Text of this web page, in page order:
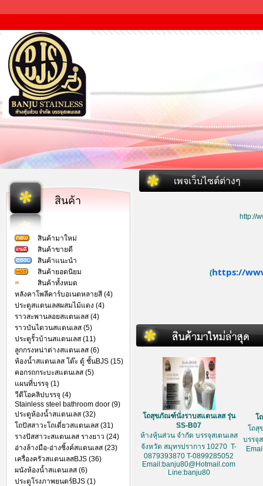
สินค้า
สินค้ามาใหม่
สินค้าขายดี
สินค้าแนะนำ
สินค้ายอดนิยม
สินค้าทั้งหมด
หลังคาโพลีคาร์บอเนตหลายสี (4)
ประตูสแตนเลสผสมไม้แดง (4)
ราวสะพานลอยสแตนเลส (4)
ราวบันไดวนสแตนเลส (5)
ประตูรั้วบ้านสแตนเลส (11)
ลูกกรงหน่าต่างสแตนเลส (6)
ห้องน้ำสแตนเลส โต๊ะ ตู้ ชั้นBJS (15)
คอกรถกระบะสแตนเลส (5)
แผนที่บรรจุ (1)
วีดีโอคลิปบรรจุ (4)
Stainless steel bathroom door (9)
ประตูห้องน้ำสแตนเลส (32)
โถปัสสาวะโถเดี่ยวสแตนเลส (31)
รางปัสสาวะสแตนเลส รางยาว (24)
อ่างล้างมือ-อ่างซิ้งค์สแตนเลส (23)
เครื่องครัวสแตนเลสBJS (36)
ผนังห้องน้ำสแตนเลส (6)
ประตูโรงภาพยนตร์BJS (1)
เพจเว็บไซต์ต่างๆ
http://
(https://
โถสุขภัณฑ์นั่งราบสแตนเลส รุ่น
SS-B07
ห้างหุ้นส่วน จำกัด บรรจุสเตนเลส
จังหวัด สมุทรปราการ 10270 T-
0879393870 T-0899285052
Email:banju80@Hotmail.com
Line:banju80
โ
โถสุ
บรรจุ